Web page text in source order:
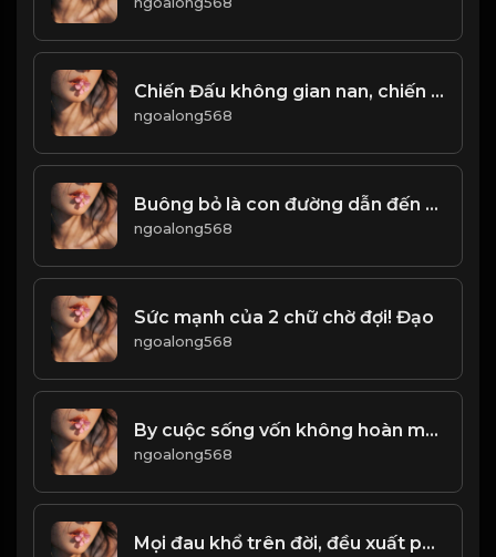
Chiến Đấu không gian nan, chiến thắng không vinh quang! Đạo
ngoalong568
Buông bỏ là con đường dẫn đến Hạnh Phúc! & Đạo
ngoalong568
Sức mạnh của 2 chữ chờ đợi! Đạo
ngoalong568
By cuộc sống vốn không hoàn mỹ, hãy học cách dang tay đón nhận Đạo
ngoalong568
Mọi đau khổ trên đời, đều xuất phát từ cái tâm hẹp hòi...! & Đạo